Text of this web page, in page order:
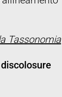
Tassonomia